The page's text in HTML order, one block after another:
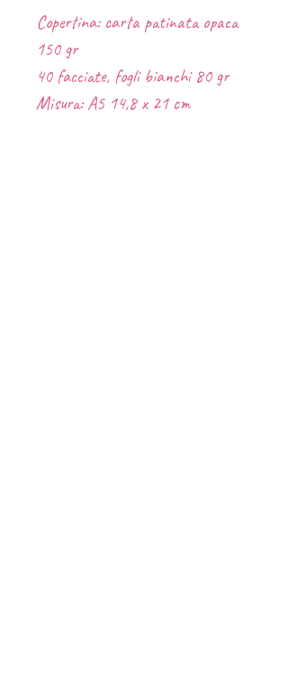
Copertina: carta patinata opaca
150 gr
40 facciate, fogli bianchi 80 gr
Misura: A5 14,8 x 21 cm